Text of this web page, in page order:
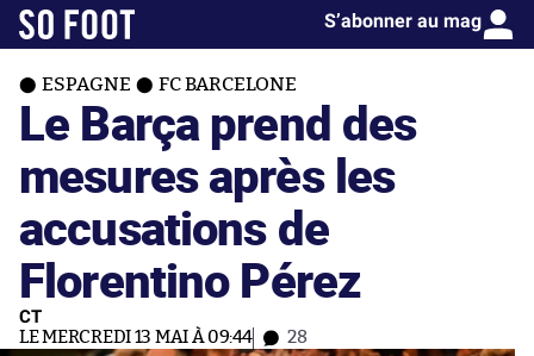
S’abonner au mag
ESPAGNE FC BARCELONE
Le Barça prend des
mesures après les
accusations de
Florentino Pérez
CT
LE MERCREDI 13 MAI À 09:44 28